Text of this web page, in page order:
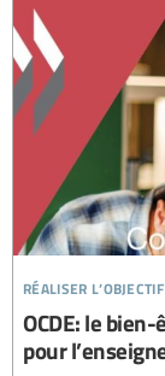
réaliser
OCDE: le
pour